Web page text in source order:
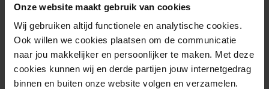
Onze website maakt gebruik van cookies
Wij gebruiken altijd functionele en analytische cookies.
Ook willen we cookies plaatsen om de communicatie
naar jou makkelijker en persoonlijker te maken. Met deze
cookies kunnen wij en derde partijen jouw internetgedrag
binnen en buiten onze website volgen en verzamelen.
chosen
on
the
product
page